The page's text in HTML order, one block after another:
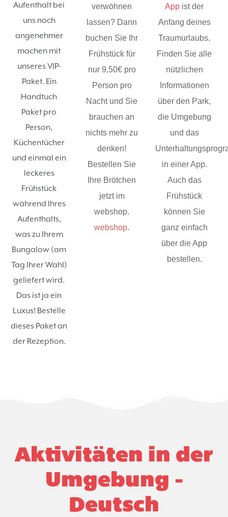
Aufenthalt bei
uns noch
angenehmer
machen mit
unseres VIP-
Paket. Ein
Handtuch
Paket pro
Person,
Küchentücher
und einmal ein
leckeres
Frühstück
während Ihres
Aufenthalts,
was zu Ihrem
Bungalow (am
Tag Ihrer Wahl)
geliefert wird.
Das ist ja ein
Luxus! Bestelle
dieses Paket an
der Rezeption.
verwöhnen
lassen? Dann
buchen Sie Ihr
Frühstück für
nur 9,50€ pro
Person pro
Nacht und Sie
brauchen an
nichts mehr zu
denken!
Bestellen Sie
Ihre Brötchen
jetzt im
webshop.
webshop.
App ist der
Anfang deines
Traumurlaubs.
Finden Sie alle
nützlichen
Informationen
über den Park,
die Umgebung
und das
in einer App.
Auch das
Frühstück
können Sie
ganz einfach
über die App
bestellen.
Aktivitäten in der
Umgebung -
Deutsch